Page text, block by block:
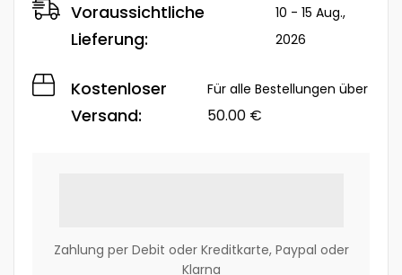
Voraussichtliche
Lieferung:
10 - 15 Aug.,
2026
Kostenloser
Versand:
Für alle Bestellungen über
50.00 €
Zahlung per Debit oder Kreditkarte, Paypal oder
Klarna